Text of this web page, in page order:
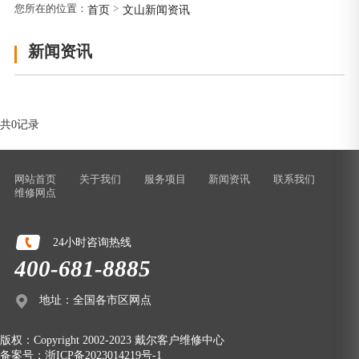
您所在的位置： 首页 > 文山新闻资讯
新闻资讯
共0记录
网站首页 关于我们 服务项目 新闻资讯
联系我们
维修网点
24小时咨询热线
400-681-8885
地址：全国各市区网点
版权： Copyright 2002-2023 戴尔客户维修中心
备案号： 浙ICP备2023014219号-1